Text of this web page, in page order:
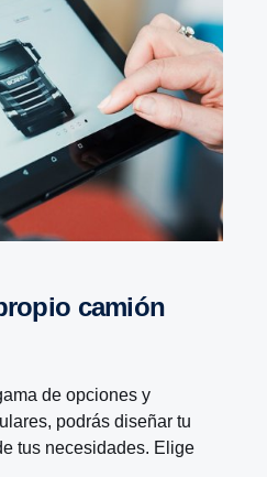
camión
de opciones y
podrás diseñar tu
tus necesidades. Elige